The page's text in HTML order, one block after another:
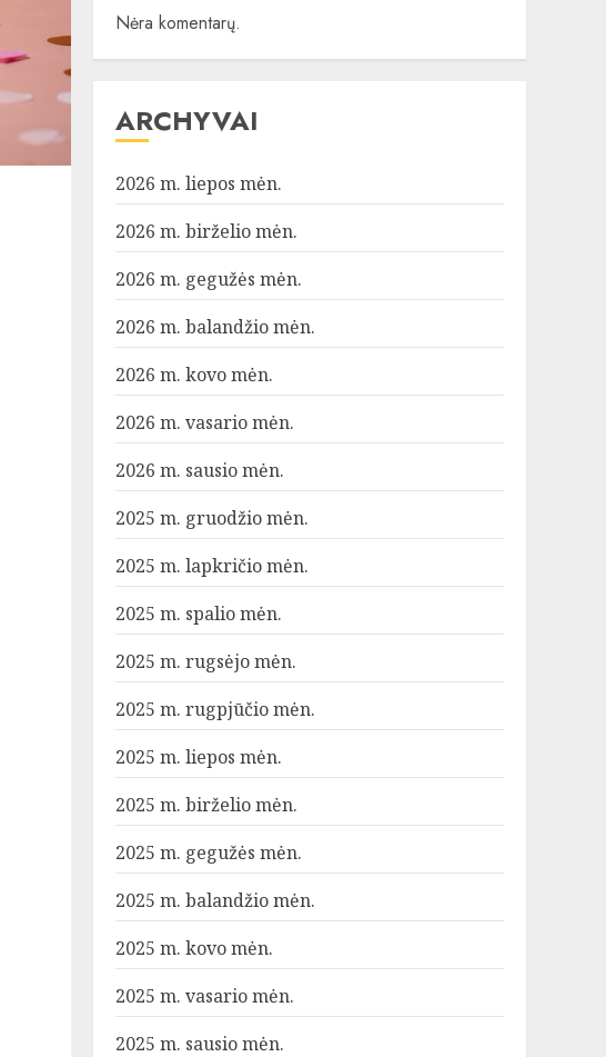
Nėra komentarų.
ARCHYVAI
2026 m. liepos mėn.
2026 m. birželio mėn.
2026 m. gegužės mėn.
2026 m. balandžio mėn.
2026 m. kovo mėn.
2026 m. vasario mėn.
2026 m. sausio mėn.
2025 m. gruodžio mėn.
2025 m. lapkričio mėn.
2025 m. spalio mėn.
2025 m. rugsėjo mėn.
2025 m. rugpjūčio mėn.
2025 m. liepos mėn.
2025 m. birželio mėn.
2025 m. gegužės mėn.
2025 m. balandžio mėn.
2025 m. kovo mėn.
2025 m. vasario mėn.
2025 m. sausio mėn.